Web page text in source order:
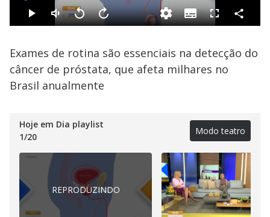
Exames de rotina são essenciais na detecção do
câncer de próstata, que afeta milhares no
Brasil anualmente
Hoje em Dia playlist
1/20
Modo teatro
REPRODUZINDO